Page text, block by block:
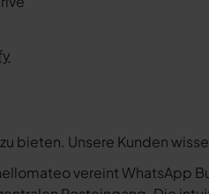
bieten. Unsere Kunden
vereint WhatsApp